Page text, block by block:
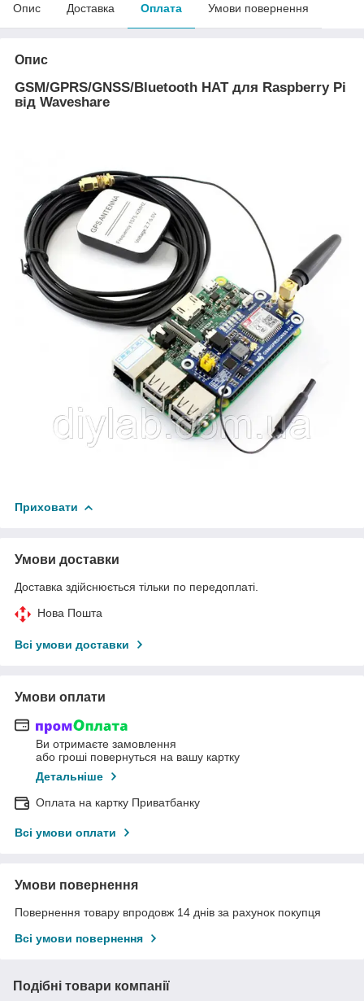
Опис Доставка Оплата Умови повернення
Опис
GSM/GPRS/GNSS/Bluetooth HAT для Raspberry Pi
від Waveshare
Приховати
Умови доставки
Доставка здійснюється тільки по передоплаті.
Нова Пошта
Всі умови доставки
Умови оплати
Ви отримаєте замовлення
або гроші повернуться на вашу картку
Детальніше
Оплата на картку Приватбанку
Всі умови оплати
Умови повернення
Повернення товару впродовж 14 днів за рахунок покупця
Всі умови повернення
Подібні товари компанії